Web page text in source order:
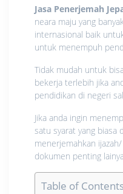
Jasa Penerjemah
neara maju yang
internasional baik
untuk menempuh
Tidak mudah untuk
bekerja terlebih jika
pendidikan di negeri
Jika anda ingin
satu syarat yang biasa
menerjemahkan
dokumen penting
Table of